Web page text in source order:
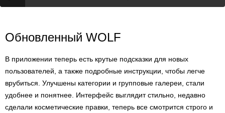
Обновленный WOLF
В приложении теперь есть крутые подсказки для новых
пользователей, а также подробные инструкции, чтобы легче
врубиться. Улучшены категории и групповые галереи, стали
удобнее и понятнее. Интерфейс выглядит стильно, недавно
сделали косметические правки, теперь все смотрится строго и